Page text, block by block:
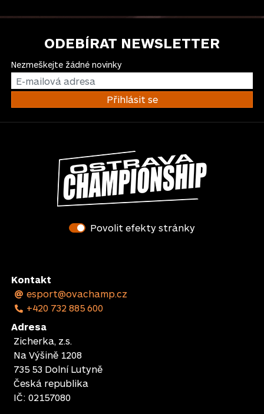
ODEBÍRAT NEWSLETTER
Nezmeškejte žádné novinky
Kontakt
esport@ovachamp.cz
+420 732 885 600
Adresa
Zicherka, z.s.
Na Výšině 1208
735 53 Dolní Lutyně
Česká republika
IČ: 02157080
Povolit efekty stránky